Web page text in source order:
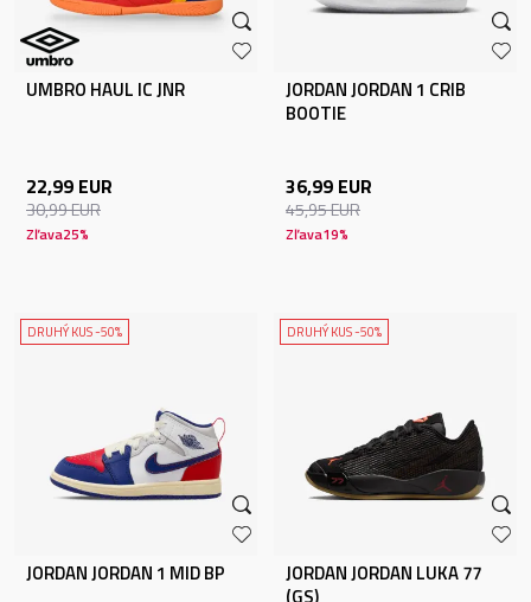
UMBRO HAUL IC JNR
22,99 EUR
30,99EUR
Zľava25%
JORDAN JORDAN 1 CRIB
BOOTIE
36,99 EUR
45,95EUR
Zľava19%
DRUHÝ KUS -50%
JORDAN JORDAN 1 MID BP
DRUHÝ KUS -50%
JORDAN JORDAN LUKA 77